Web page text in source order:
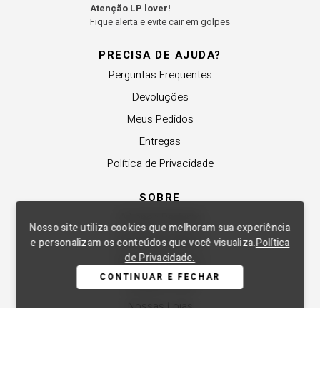
Nosso site utiliza cookies que melhoram sua experiência
e personalizam os conteúdos que você visualiza.Política
de Privacidade.
CONTINUAR E FECHAR
PRECISA DE AJUDA?
Perguntas Frequentes
Devoluções
Meus Pedidos
Entregas
Política de Privacidade
SOBRE
Revender a Marca
Trabalhe Conosco
Compre Local
Nossas Lojas
Atenção LP lover!
Fique alerta e evite cair em golpes